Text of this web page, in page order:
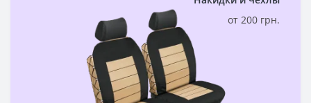
от 200 грн.